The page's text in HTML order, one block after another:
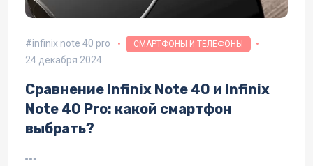
infinix note 40 pro СМАРТФОНЫ И ТЕЛЕФОНЫ
24 декабря 2024
Сравнение Infinix Note 40 и Infinix
Note 40 Pro: какой смартфон
выбрать?